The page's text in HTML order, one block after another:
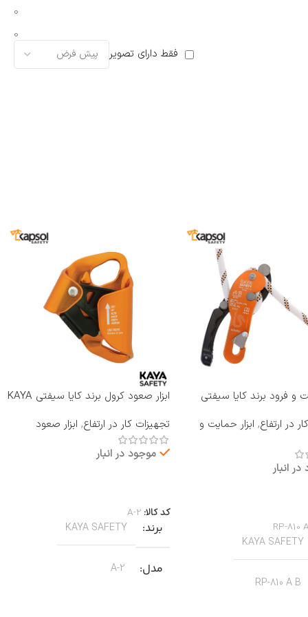
0
0
فقط دارای تصویر
و فرود برند کایا سیفتی
در ارتفاع, ابزار حمایت و
انبار
RP-810
KAYA SAFETY
RP-810 A B
ابزار صعود کرول برند کایا سیفتی KAYA
تجهیزات کار در ارتفاع, ابزار صعود
موجود در انبار
کد کالا:A-2
برند KAYA SAFETY
مدل A-2